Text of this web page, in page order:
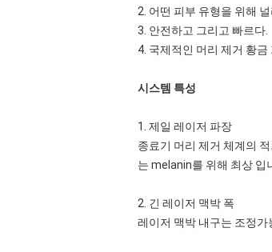
2. 어떤 피부 유형을 위해
3. 안전하고 그리고 빠르다.
4. 국제적인 머리 제거 황금
시스템 특성
1. 제일 레이저 파장
종료기 머리 제거 체계의
는 melanin를 위해 최상 입
2. 긴 레이저 맥박 폭
레이저 맥박 내구는 조정